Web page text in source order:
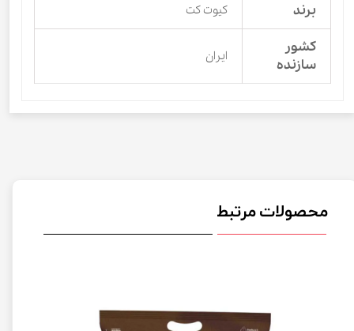
برند کیوت کت
کشور
سازنده
ایران
محصولات مرتبط